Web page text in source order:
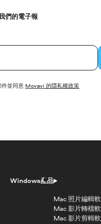
們的電子報
並同意 Movavi 的隱私權政策
Windows產品
Mac 照片編輯
Mac 影片轉檔
Mac 影片剪輯